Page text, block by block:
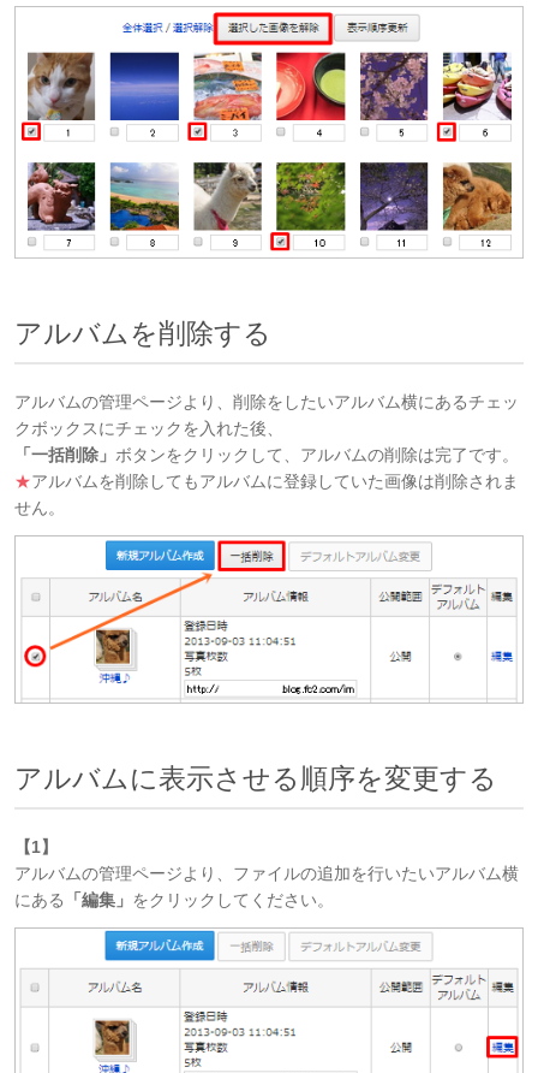
アルバムを削除する
アルバムの管理ページより、削除をしたいアルバム横にあるチェッ
クボックスにチェックを入れた後、
「一括削除」 ボタンをクリックして、アルバムの削除は完了です。
★アルバムを削除してもアルバムに登録していた画像は削除されま
せん。
アルバムに表示させる順序を変更する
【1】
アルバムの管理ページより、ファイルの追加を行いたいアルバム横
にある
「編集」 をクリックしてください。